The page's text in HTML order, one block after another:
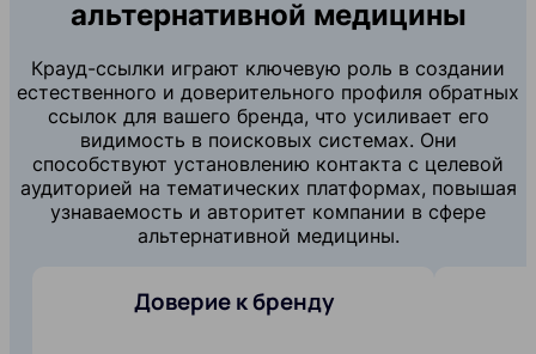
альтернативной медицины
Крауд-ссылки играют ключевую роль в создании
естественного и доверительного профиля обратных
ссылок для вашего бренда, что усиливает его
видимость в поисковых системах. Они
способствуют установлению контакта с целевой
аудиторией на тематических платформах, повышая
узнаваемость и авторитет компании в сфере
альтернативной медицины.
Доверие к бренду